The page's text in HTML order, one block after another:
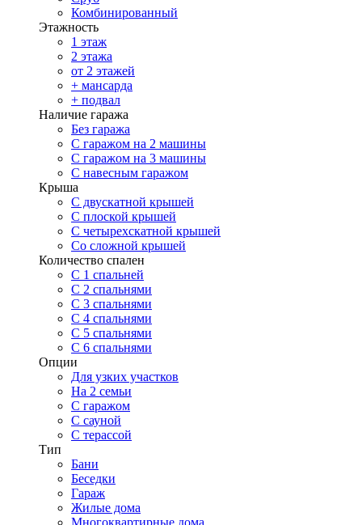
Комбинированный
Этажность
1 этаж
2 этажа
от 2 этажей
+ мансарда
+ подвал
Наличие гаража
Без гаража
С гаражом на 2 машины
С гаражом на 3 машины
С навесным гаражом
Крыша
С двускатной крышей
С плоской крышей
С четырехскатной крышей
Со сложной крышей
Количество спален
С 1 спальней
С 2 спальнями
С 3 спальнями
С 4 спальнями
С 5 спальнями
С 6 спальнями
Опции
Для узких участков
На 2 семьи
С гаражом
С сауной
С терассой
Тип
Бани
Беседки
Гараж
Жилые дома
Многоквартирные дома